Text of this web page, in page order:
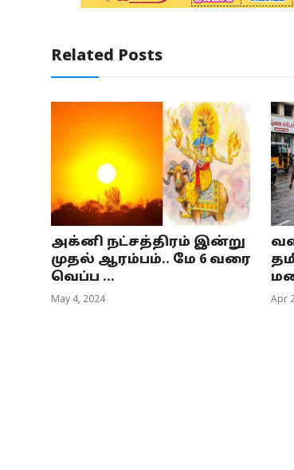
Related Posts
அக்னி நட்சத்திரம் இன்று
முதல் ஆரம்பம்.. மே 6 வரை
வெப்ப ...
May 4, 2024 Apr